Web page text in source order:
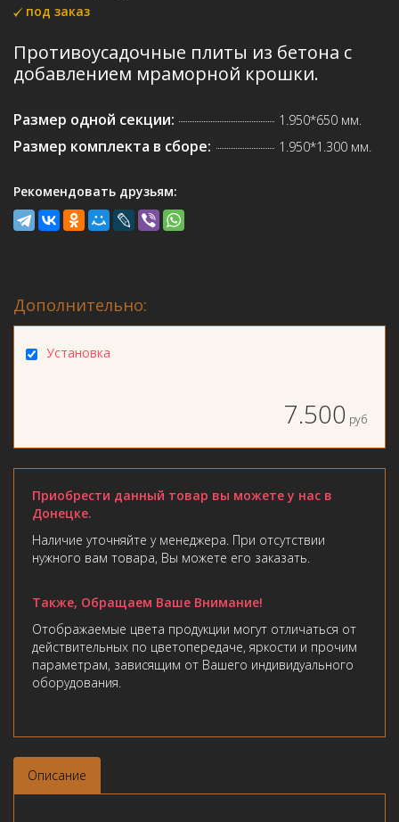
под заказ
Противоусадочные плиты из бетона с
добавлением мраморной крошки.
Размер одной секции: 1.950*650 мм.
Размер комплекта в сборе: 1.950*1.300 мм.
Рекомендовать друзьям:
Дополнительно:
Установка
7.500 руб
Приобрести данный товар вы можете у нас в
Донецке.
Наличие уточняйте у менеджера. При отсутствии
нужного вам товара, Вы можете его заказать.
Также, Обращаем Ваше Внимание!
Отображаемые цвета продукции могут отличаться от
действительных по цветопередаче, яркости и прочим
параметрам, зависящим от Вашего индивидуального
оборудования.
Описание